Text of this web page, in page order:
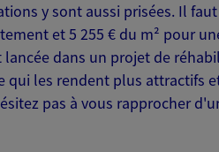
y sont aussi prisées. Il
et 5 255 € du m² pour
dans un projet de
qui les rendent plus attractifs
pas à vous rapprocher